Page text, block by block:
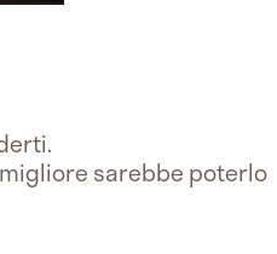
sarebbe poterlo